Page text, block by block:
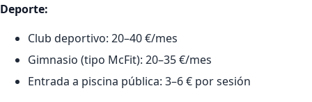
Deporte:
Club deportivo: 20–40 €/mes
Gimnasio (tipo McFit): 20–35 €/mes
Entrada a piscina pública: 3–6 € por sesión